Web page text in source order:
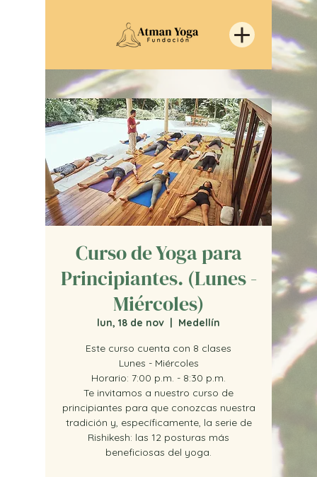
Curso de Yoga para
Principiantes. (Lunes -
Miércoles)
lun, 18 de nov
  |
Medellín
Este curso cuenta con 8 clases
Lunes - Miércoles
Horario: 7:00 p.m. - 8:30 p.m.
Te invitamos a nuestro curso de
principiantes para que conozcas nuestra
tradición y, específicamente, la serie de
Rishikesh: las 12 posturas más
beneficiosas del yoga.